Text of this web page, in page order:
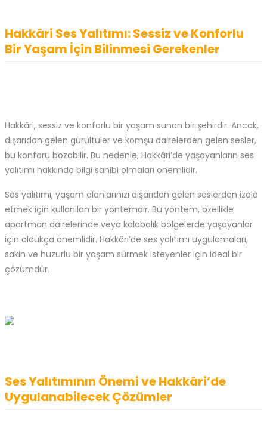
Hakkâri Ses Yalıtımı: Sessiz ve Konforlu
Bir Yaşam İçin Bilinmesi Gerekenler
Hakkâri, sessiz ve konforlu bir yaşam sunan bir şehirdir. Ancak,
dışarıdan gelen gürültüler ve komşu dairelerden gelen sesler,
bu konforu bozabilir. Bu nedenle, Hakkâri’de yaşayanların ses
yalıtımı hakkında bilgi sahibi olmaları önemlidir.
Ses yalıtımı, yaşam alanlarınızı dışarıdan gelen seslerden izole
etmek için kullanılan bir yöntemdir. Bu yöntem, özellikle
apartman dairelerinde veya kalabalık bölgelerde yaşayanlar
için oldukça önemlidir. Hakkâri’de ses yalıtımı uygulamaları,
sakin ve huzurlu bir yaşam sürmek isteyenler için ideal bir
çözümdür.
Ses Yalıtımının Önemi ve Hakkâri’de
Uygulanabilecek Çözümler